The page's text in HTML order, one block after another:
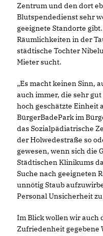
Zentrum und den dort
Blutspendedienst sehr
geeignete Standorte
Räumlichkeiten in der
städtische Tochter
Mieter sucht.
Es macht keinen Sinn,
auch immer, die sehr
hoch geschätzte Einheit
BürgerBadePark im
das Sozialpädiatrische
der Holwedestraße so
gewesen, wenn sich die
Städtischen Klinikums
Suche nach geeigneten
unnötig Staub
Personal Unsicherheit
Im Blick wollen wir auch
Zufriedenheit gegebene